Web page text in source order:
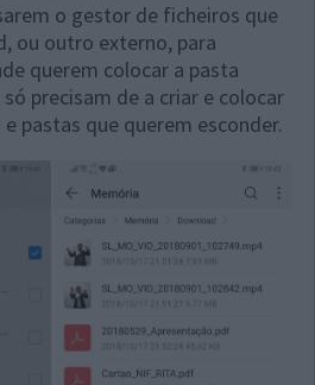
o gestor de ficheiros que
ou outro externo, para
querem colocar a pasta
precisam de a criar e colocar
pastas que querem esconder.